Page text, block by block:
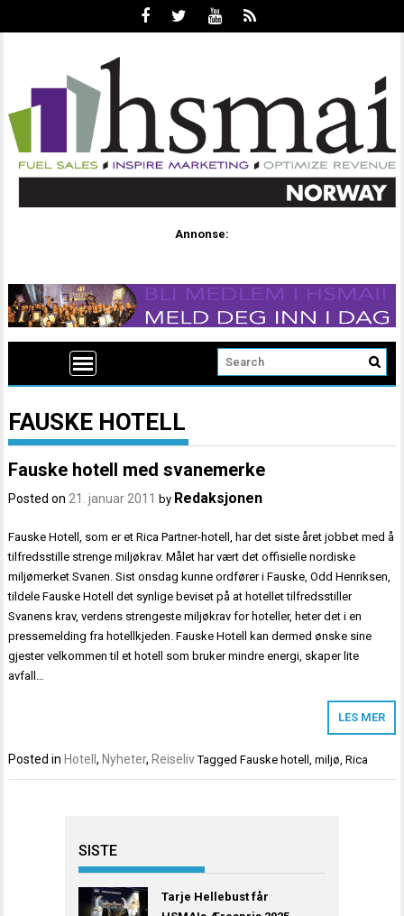
Annonse:
FAUSKE HOTELL
Fauske hotell med svanemerke
Posted on21. januar 2011 by Redaksjonen
Fauske Hotell, som er et Rica Partner-hotell, har det siste året jobbet med å
tilfredsstille strenge miljøkrav. Målet har vært det offisielle nordiske
miljømerket Svanen. Sist onsdag kunne ordfører i Fauske, Odd Henriksen,
tildele Fauske Hotell det synlige beviset på at hotellet tilfredsstiller
Svanens krav, verdens strengeste miljøkrav for hoteller, heter det i en
pressemelding fra hotellkjeden. Fauske Hotell kan dermed ønske sine
gjester velkommen til et hotell som bruker mindre energi, skaper lite
avfall…
LES MER
Posted in Hotell, Nyheter, Reiseliv TaggedFauske hotell,miljø,Rica
SISTE
Tarje Hellebust får